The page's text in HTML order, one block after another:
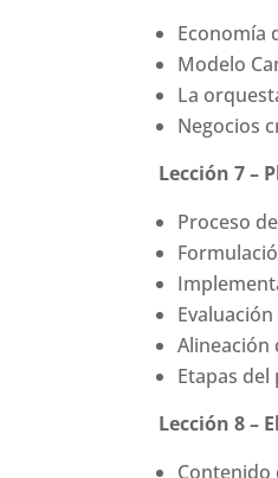
Economía
Modelo
La
Negocios
Lección 7 –
Proceso
Evaluación
Alineación
Etapas
Lección 8 –
Contenido